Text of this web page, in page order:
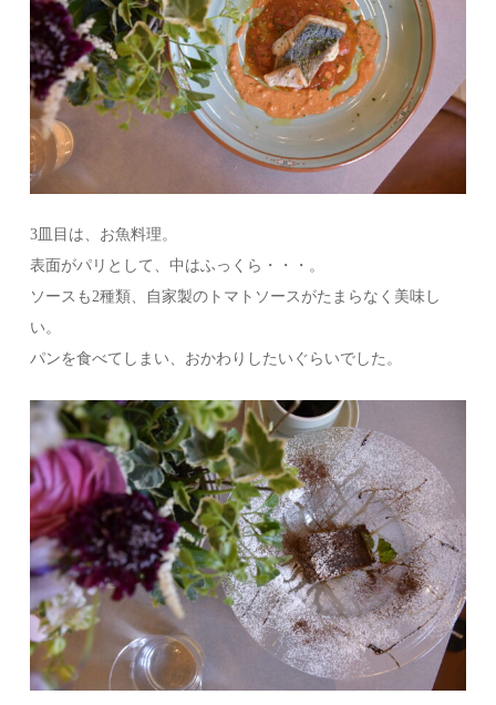
3皿目は、お魚料理。
表面がパリとして、中はふっくら・・・。
ソースも2種類、自家製のトマトソースがたまらなく美味し
い。
パンを食べてしまい、おかわりしたいぐらいでした。